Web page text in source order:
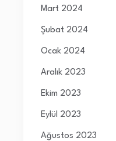
Mart 2024
Şubat 2024
Ocak 2024
Aralık 2023
Ekim 2023
Eylül 2023
Ağustos 2023